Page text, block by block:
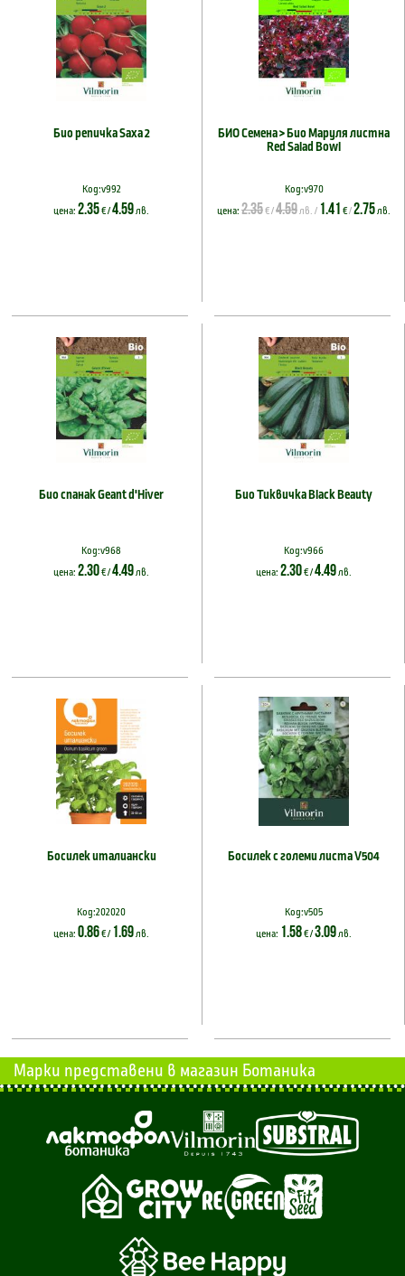
Био репичка Saxa 2
Код:v992
цена: 2.35€ /4.59лв.
БИО Семена > Био Маруля листна
Red Salad Bowl
Код:v970
цена: 2.35€ /4.59 лв. / 1.41 €/2.75лв.
Био спанак Geant d'Hiver
Код:v968
цена: 2.30€ /4.49лв.
Био Тиквичка Black Beauty
Код:v966
цена: 2.30€ /4.49лв.
Босилек италиански
Код:202020
цена: 0.86€ / 1.69лв.
Босилек с големи листа V504
Код:v505
цена: 1.58€ /3.09лв.
Марки представени в магазин Ботаника